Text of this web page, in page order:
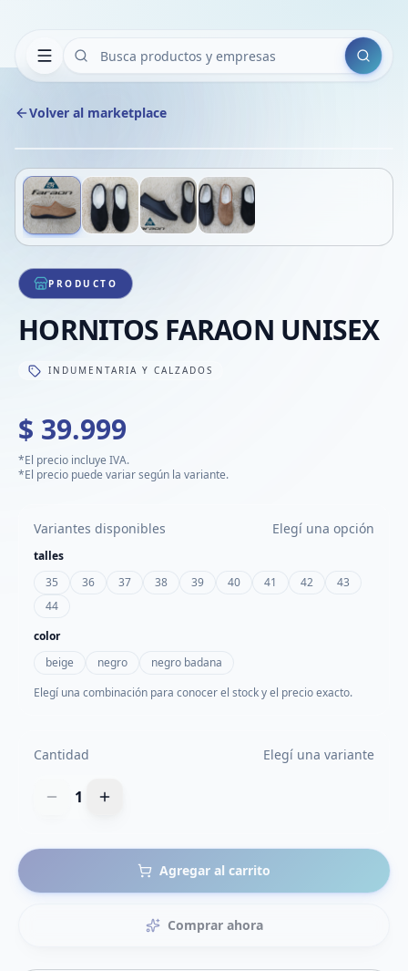
Buscar
Volver al marketplace
1/4
PRODUCTO
HORNITOS FARAON UNISEX
INDUMENTARIA Y CALZADOS
$ 39.999
*El precio incluye IVA.
*El precio puede variar según la variante.
Variantes disponibles Elegí una opción
talles
35
36 37 38 39 40 41 42
43
44
color
beige
negro
negro badana
Elegí una combinación para conocer el stock y el precio exacto.
Cantidad Elegí una variante
1
Agregar al carrito
Comprar ahora